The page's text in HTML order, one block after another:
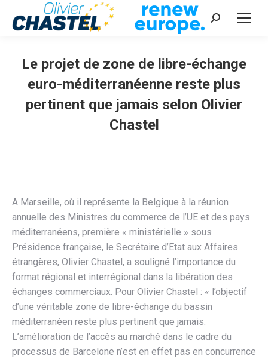
Recherche
Le projet de zone de libre-échange
euro-méditerranéenne reste plus
pertinent que jamais selon Olivier
Chastel
A Marseille, où il représente la Belgique à la réunion
annuelle des Ministres du commerce de l’UE et des pays
méditerranéens, première « ministérielle » sous
Présidence française, le Secrétaire d’Etat aux Affaires
étrangères, Olivier Chastel, a souligné l’importance du
format régional et interrégional dans la libération des
échanges commerciaux. Pour Olivier Chastel : « l’objectif
d’une véritable zone de libre-échange du bassin
méditerranéen reste plus pertinent que jamais.
L’amélioration de l’accès au marché dans le cadre du
processus de Barcelone n’est en effet pas en concurrence